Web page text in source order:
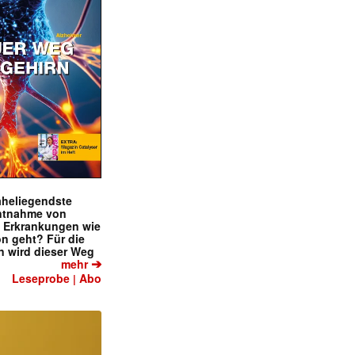
von
wie
geht? Für die
wird dieser Weg
mehr➔
Leseprobe |Abo